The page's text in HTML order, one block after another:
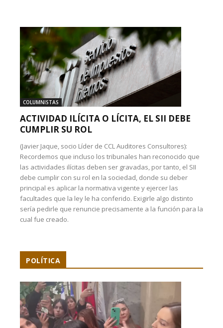
COLUMNISTAS
ACTIVIDAD ILÍCITA O LÍCITA, EL SII DEBE
CUMPLIR SU ROL
(Javier Jaque, socio Líder de CCL Auditores Consultores):
Recordemos que incluso los tribunales han reconocido que
las actividades ilícitas deben ser gravadas, por tanto, el SII
debe cumplir con su rol en la sociedad, donde su deber
principal es aplicar la normativa vigente y ejercer las
facultades que la ley le ha conferido. Exigirle algo distinto
sería pedirle que renuncie precisamente a la función para la
cual fue creado.
POLÍTICA